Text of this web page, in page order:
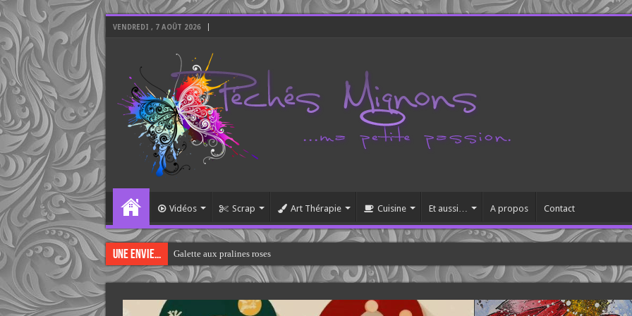
VENDREDI , 7 AOÛT 2026
Vidéos Scrap Art Thérapie Cuisine Et aussi… A propos Contact
Une envie... Galette aux pralines roses